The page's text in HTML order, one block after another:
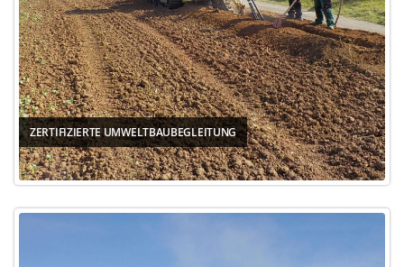
ZERTIFIZIERTE UMWELTBAUBEGLEITUNG